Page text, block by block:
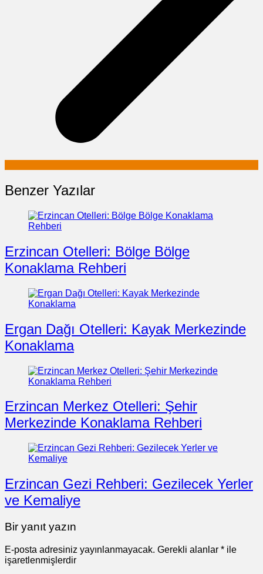
Benzer Yazılar
Erzincan Otelleri: Bölge Bölge
Konaklama Rehberi
Ergan Dağı Otelleri: Kayak Merkezinde
Konaklama
Erzincan Merkez Otelleri: Şehir
Merkezinde Konaklama Rehberi
Erzincan Gezi Rehberi: Gezilecek Yerler
ve Kemaliye
Bir yanıt yazın
E-posta adresiniz yayınlanmayacak. Gerekli alanlar * ile
işaretlenmişlerdir